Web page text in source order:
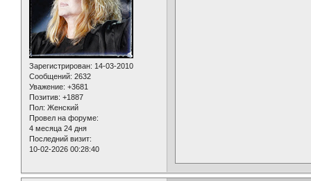
Зарегистрирован: 14-03-2010
Сообщений: 2632
Уважение: +3681
Позитив: +1887
Пол: Женский
Провел на форуме:
4 месяца 24 дня
Последний визит:
10-02-2026 00:28:40